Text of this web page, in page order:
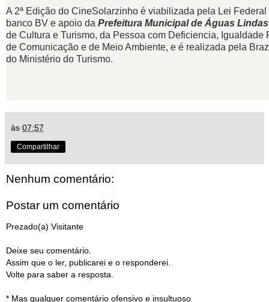
A 2ª Edição do CineSolarzinho é viabilizada pela Lei
banco BV e apoio da Prefeitura Municipal de Águas
de Cultura e Turismo, da Pessoa com Deficiencia,
de Comunicação e de Meio Ambiente, e é realizada pela
do Ministério do Turismo.
às 07:57
Compartilhar
Nenhum comentário:
Postar um comentário
Prezado(a) Visitante
Deixe seu comentário.
Assim que o ler, publicarei e o responderei.
Volte para saber a resposta.
* Mas qualquer comentário ofensivo e insultuoso